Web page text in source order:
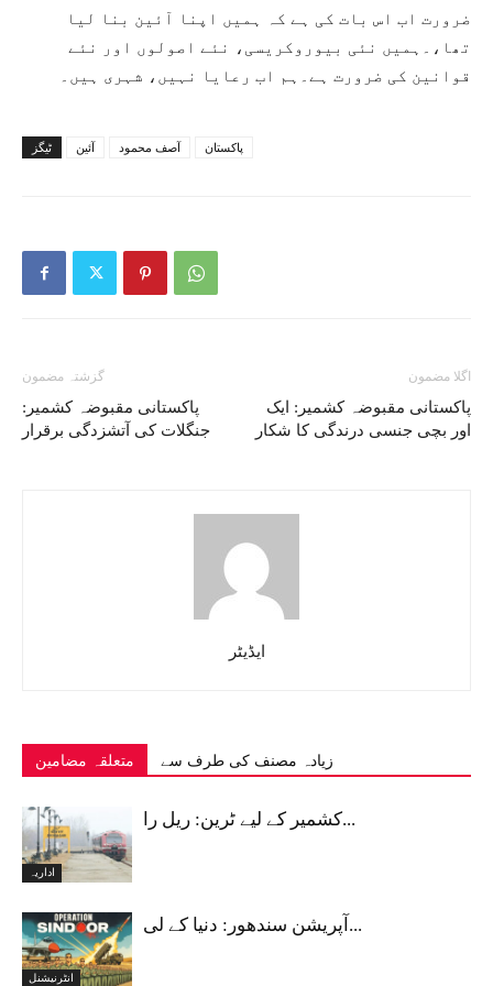
ضرورت اب اس بات کی ہے کہ ہمیں اپنا آئین بنا لیا
تھا،۔ہمیں نئی بیوروکریسی، نئے اصولوں اور نئے
قوانین کی ضرورت ہے۔ہم اب رعایا نہیں، شہری ہیں۔
ٹیگز آئین آصف محمود پاکستان
گزشتہ مضمون
پاکستانی مقبوضہ کشمیر:
جنگلات کی آتشزدگی برقرار
اگلا مضمون
پاکستانی مقبوضہ کشمیر: ایک
اور بچی جنسی درندگی کا شکار
ایڈیٹر
متعلقہ مضامین زیادہ مصنف کی طرف سے
اداریہ
کشمیر کے لیے ٹرین: ریل را...
انٹرنیشنل
آپریشن سندھور: دنیا کے لی...